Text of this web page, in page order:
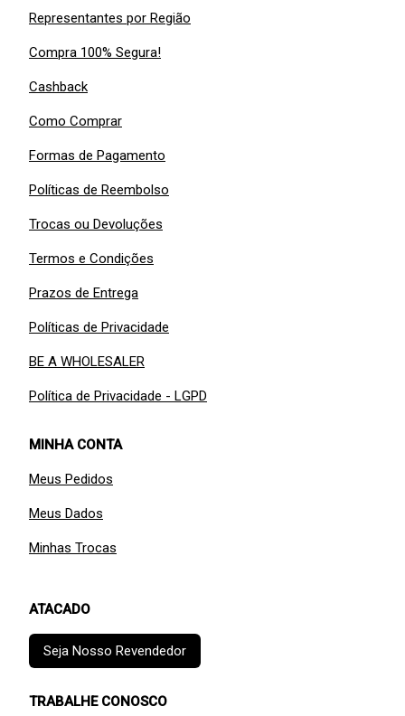
Representantes por Região
Compra 100% Segura!
Cashback
Como Comprar
Formas de Pagamento
Políticas de Reembolso
Trocas ou Devoluções
Termos e Condições
Prazos de Entrega
Políticas de Privacidade
BE A WHOLESALER
Política de Privacidade - LGPD
MINHA CONTA
Meus Pedidos
Meus Dados
Minhas Trocas
ATACADO
Seja Nosso Revendedor
TRABALHE CONOSCO